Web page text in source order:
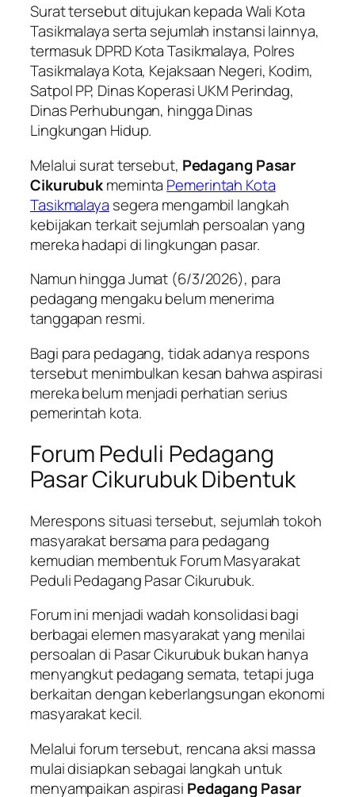
Surat tersebut ditujukan kepada Wali Kota
Tasikmalaya serta sejumlah instansi lainnya,
termasuk DPRD Kota Tasikmalaya, Polres
Tasikmalaya Kota, Kejaksaan Negeri, Kodim,
Satpol PP, Dinas Koperasi UKM Perindag,
Dinas Perhubungan, hingga Dinas
Lingkungan Hidup.
Melalui surat tersebut, Pedagang Pasar
Cikurubukmeminta Pemerintah Kota
Tasikmalaya segera mengambil langkah
kebijakan terkait sejumlah persoalan yang
mereka hadapi di lingkungan pasar.
Namun hingga Jumat (6/3/2026), para
pedagang mengaku belum menerima
tanggapan resmi.
Bagi para pedagang, tidak adanya respons
tersebut menimbulkan kesan bahwa aspirasi
mereka belum menjadi perhatian serius
pemerintah kota.
Forum Peduli Pedagang
Pasar Cikurubuk Dibentuk
Merespons situasi tersebut, sejumlah tokoh
masyarakat bersama para pedagang
kemudian membentuk Forum Masyarakat
Peduli Pedagang Pasar Cikurubuk.
Forum ini menjadi wadah konsolidasi bagi
berbagai elemen masyarakat yang menilai
persoalan di Pasar Cikurubuk bukan hanya
menyangkut pedagang semata, tetapi juga
berkaitan dengan keberlangsungan ekonomi
masyarakat kecil.
Melalui forum tersebut, rencana aksi massa
mulai disiapkan sebagai langkah untuk
menyampaikan aspirasi Pedagang Pasar